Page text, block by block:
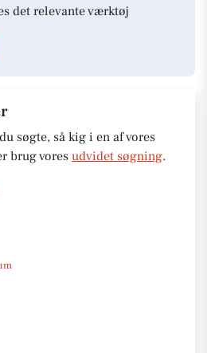
det relevante værktøj
søgte, så kig i en af vores
brug vores udvidet søgning.